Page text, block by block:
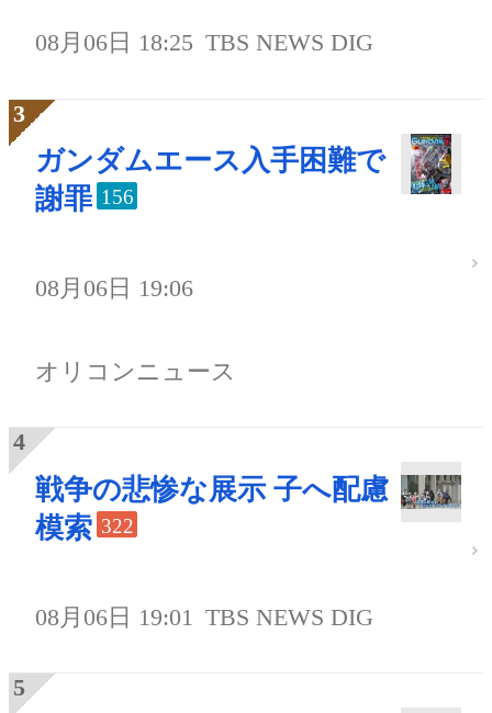
08月06日 18:25 TBS NEWS DIG
ガンダムエース入手困難で
謝罪 156
08月06日 19:06
オリコンニュース
戦争の悲惨な展示 子へ配慮
模索 322
08月06日 19:01 TBS NEWS DIG